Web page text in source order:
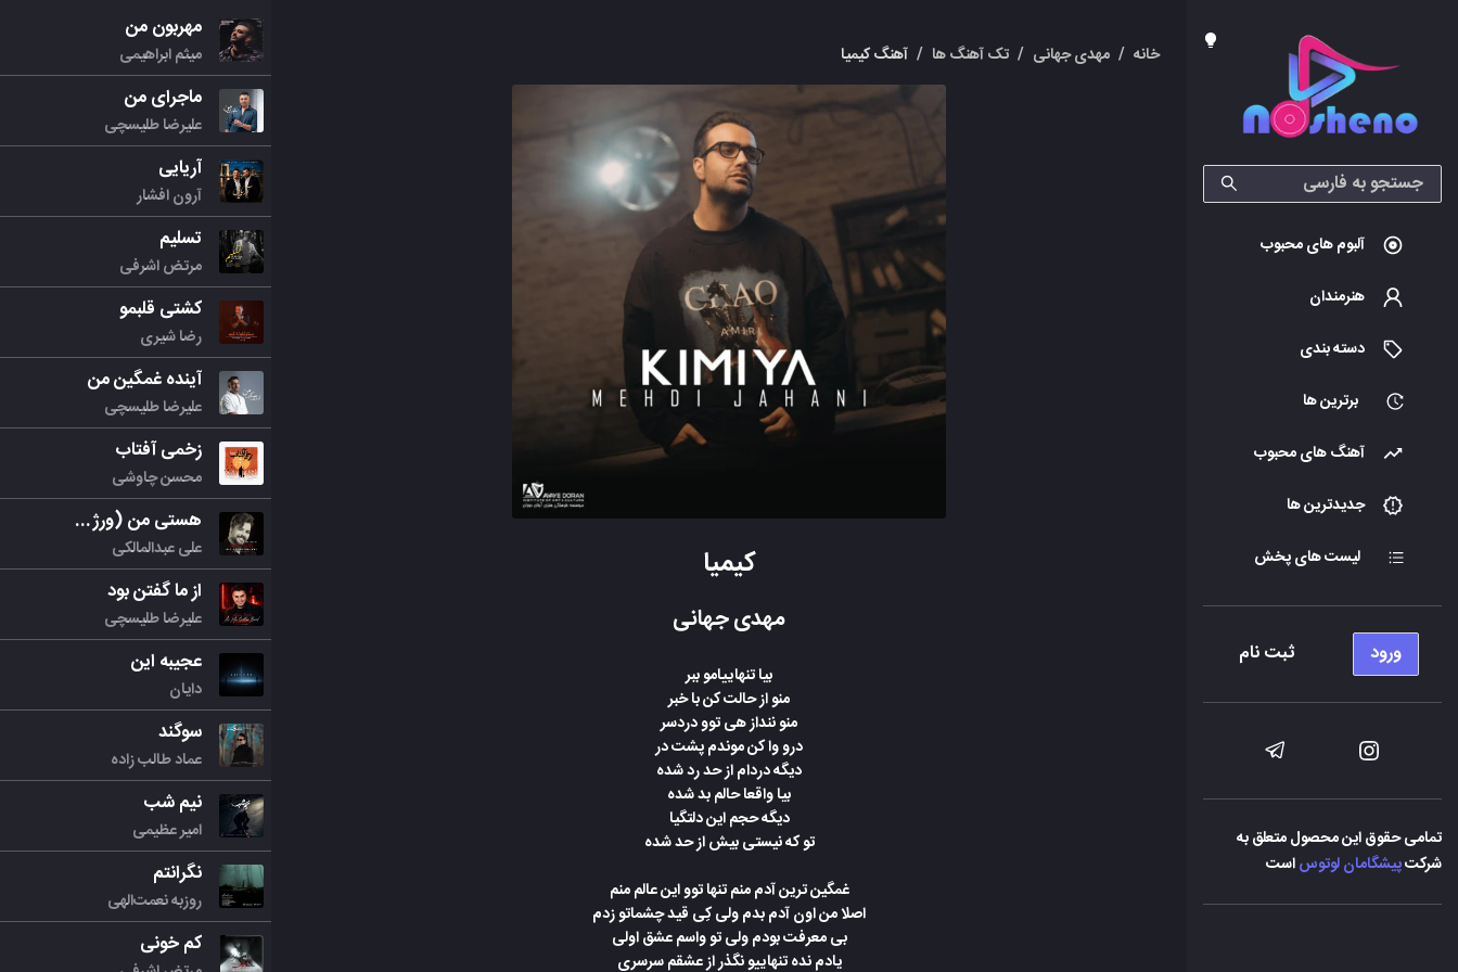
آلبوم های محبوب
هنرمندان
دسته بندی
برترین ها
آهنگ های محبوب
جدیدترین ها
لیست های پخش
ورود ثبت نام
تمامی حقوق این محصول متعلق به
شرکتپیشگامان لوتوساست
خانه / مهدی جهانی / تک آهنگ ها / آهنگ کیمیا
کیمیا
مهدی جهانی
بیا تنهاییامو ببر
منو از حالت کن با خبر
منو ننداز هی توو دردسر
درو وا کن موندم پشت در
دیگه دردام از حد رد شده
بیا واقعا حالم بد شده
دیگه حجم این دلتگیا
تو که نیستی بیش از حد شده
غمگین ترین آدم منم تنها توو این عالم منم
اصلا من اون آدم بدم ولی کِی قید چشماتو زدم
بی معرفت بودم ولی تو واسم عشق اولی
یادم نده تنهاییو نگذر از عشقم سرسری
مهربون من
میثم ابراهیمی
ماجرای من
علیرضا طلیسچی
آریایی
آرون افشار
تسلیم
مرتض اشرفی
کشتی قلبمو
رضا شیری
آینده غمگین من
علیرضا طلیسچی
زخمی آفتاب
محسن چاوشی
هستی من (ورژن جدید)
علی عبدالمالکی
از ما گفتن بود
علیرضا طلیسچی
عجیبه این
دایان
سوگند
عماد طالب زاده
نیم شب
امیر عظیمی
نگرانتم
روزبه نعمت‌الهی
کم خونی